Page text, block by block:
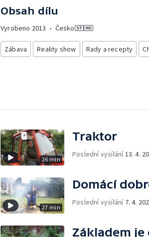
Obsah dílu
Vyrobeno 2013 • Česko
Zábava Reality show Rady a recepty
26 min
Traktor
Poslední vysílání 13. 4.
27 min
Domácí
Poslední vysílání 7. 4.
Základem je